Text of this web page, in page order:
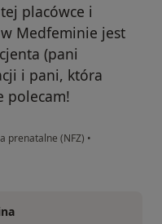
placówce i
Medfeminie jest
(pani
i pani, która
polecam!
prenatalne (NFZ) •